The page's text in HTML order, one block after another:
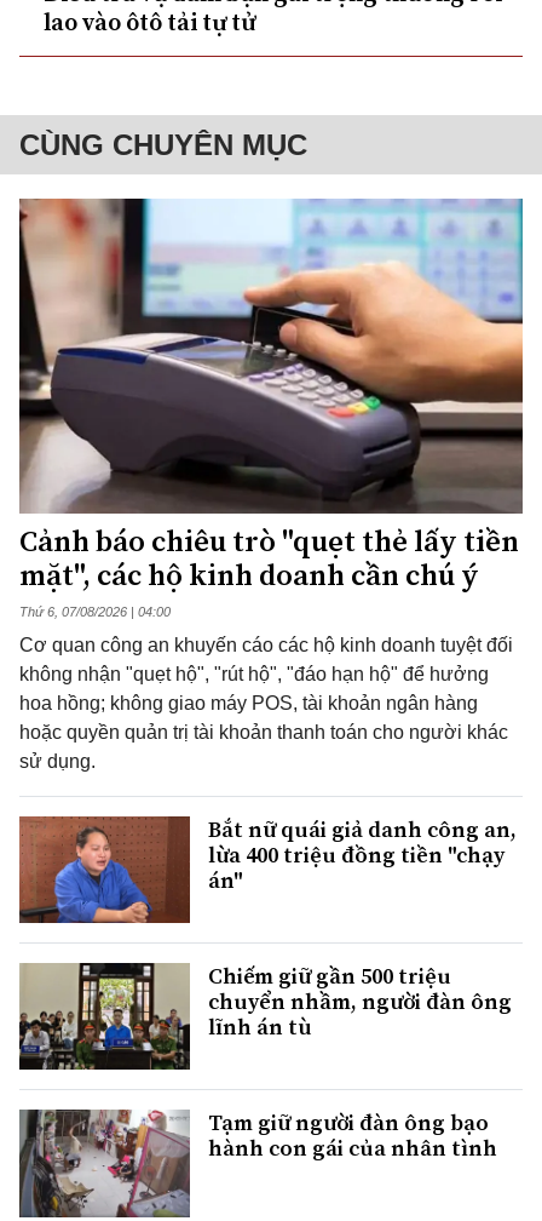
lao vào ôtô tải tự tử
CÙNG CHUYÊN MỤC
Cảnh báo chiêu trò "quẹt thẻ lấy tiền
mặt", các hộ kinh doanh cần chú ý
Thứ 6, 07/08/2026 | 04:00
Cơ quan công an khuyến cáo các hộ kinh doanh tuyệt đối
không nhận "quẹt hộ", "rút hộ", "đáo hạn hộ" để hưởng
hoa hồng; không giao máy POS, tài khoản ngân hàng
hoặc quyền quản trị tài khoản thanh toán cho người khác
sử dụng.
Bắt nữ quái giả danh công an,
lừa 400 triệu đồng tiền "chạy
án"
Chiếm giữ gần 500 triệu
chuyển nhầm, người đàn ông
lĩnh án tù
Tạm giữ người đàn ông bạo
hành con gái của nhân tình